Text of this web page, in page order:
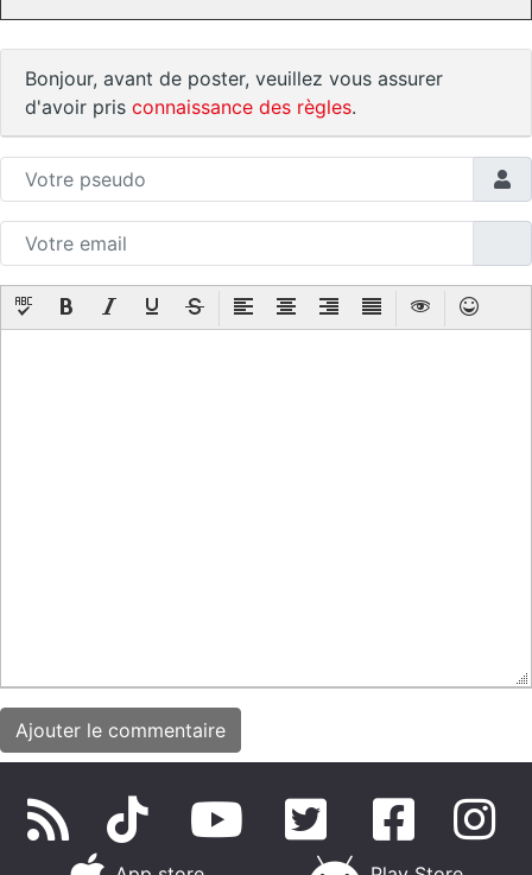
Bonjour, avant de poster, veuillez vous assurer
d'avoir pris connaissance des règles.